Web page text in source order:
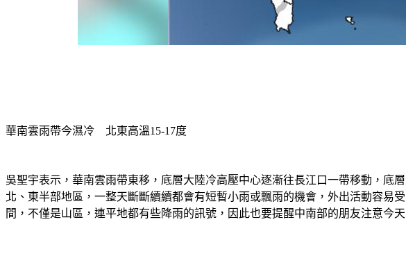
華南雲雨帶今濕冷　北東高溫15-17度
吳聖宇表示，華南雲雨帶東移，底層大陸冷高壓中心逐漸往長江口一帶移動，底
北、東半部地區，一整天斷斷續續都會有短暫小雨或飄雨的機會，外出活動容易
間，不僅是山區，連平地都有些降雨的訊號，因此也要提醒中南部的朋友注意今